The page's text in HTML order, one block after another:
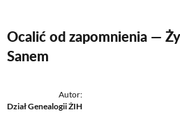
Ocalić od zapomnienia —
Sanem
Autor:
Dział Genealogii ŻIH